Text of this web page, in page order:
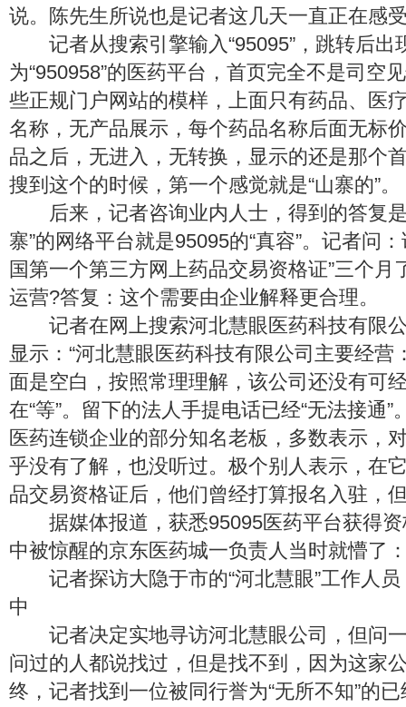
说。陈先生所说也是记者这几天一直正在感
记者从搜索引擎输入“95095”，跳转后出
为“950958”的医药平台，首页完全不是司空
些正规门户网站的模样，上面只有药品、医
名称，无产品展示，每个药品名称后面无标
品之后，无进入，无转换，显示的还是那个
搜到这个的时候，第一个感觉就是“山寨的”。
后来，记者咨询业内人士，得到的答复是
寨”的网络平台就是95095的“真容”。记者问
国第一个第三方网上药品交易资格证”三个月
运营?答复：这个需要由企业解释更合理。
记者在网上搜索河北慧眼医药科技有限
显示：“河北慧眼医药科技有限公司主要经营
面是空白，按照常理理解，该公司还没有可
在“等”。留下的法人手提电话已经“无法接通
医药连锁企业的部分知名老板，多数表示，
乎没有了解，也没听过。极个别人表示，在
品交易资格证后，他们曾经打算报名入驻，
据媒体报道，获悉95095医药平台获得资
中被惊醒的京东医药城一负责人当时就懵了
记者探访大隐于市的“河北慧眼”工作人员
中
记者决定实地寻访河北慧眼公司，但问
问过的人都说找过，但是找不到，因为这家
终，记者找到一位被同行誉为“无所不知”的